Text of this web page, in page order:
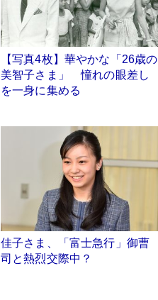
【写真4枚】華やかな「26歳の
美智子さま」 憧れの眼差し
を一身に集める
佳子さま、「富士急行」御曹
司と熱烈交際中？